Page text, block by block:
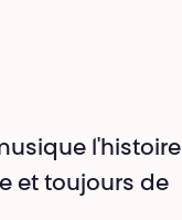
l'histoire
et toujours de